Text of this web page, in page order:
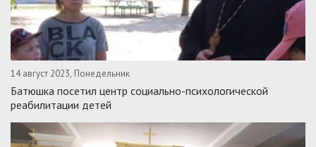
14 август 2023, Понедельник
Батюшка посетил центр социально-психологической
реабилитации детей